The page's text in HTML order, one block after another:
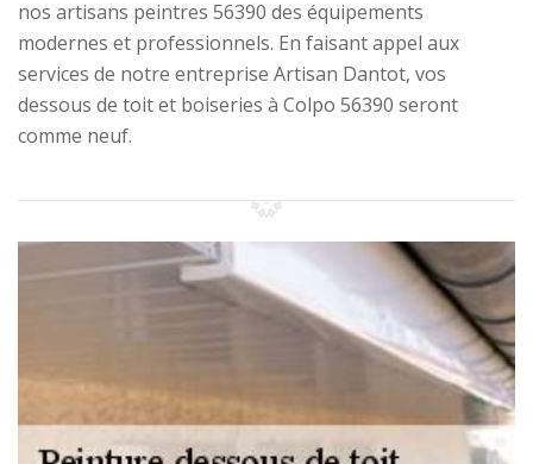
nos artisans peintres 56390 des équipements
modernes et professionnels. En faisant appel aux
services de notre entreprise Artisan Dantot, vos
dessous de toit et boiseries à Colpo 56390 seront
comme neuf.